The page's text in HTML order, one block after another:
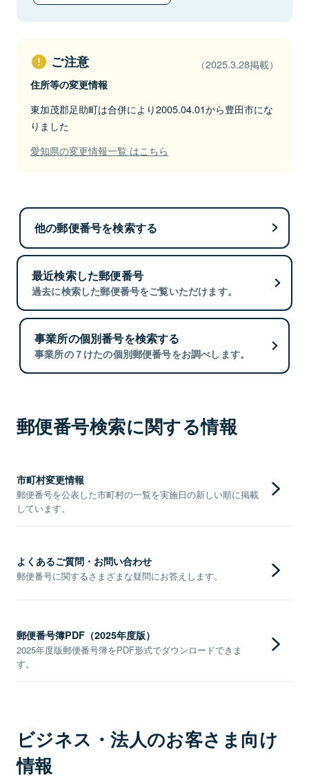
ご注意 （2025.3.28掲載）
住所等の変更情報
東加茂郡足助町は合併により2005.04.01から豊田市にな
りました
愛知県の変更情報一覧 はこちら
他の郵便番号を検索する
最近検索した郵便番号
過去に検索した郵便番号をご覧いただけます。
事業所の個別番号を検索する
事業所の７けたの個別郵便番号をお調べします。
郵便番号検索に関する情報
市町村変更情報
郵便番号を公表した市町村の一覧を実施日の新しい順に掲載
しています。
よくあるご質問・お問い合わせ
郵便番号に関するさまざまな疑問にお答えします。
郵便番号簿PDF（2025年度版）
2025年度版郵便番号簿をPDF形式でダウンロードできま
す。
ビジネス・法人のお客さま向け
情報